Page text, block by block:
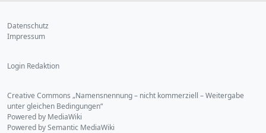
Datenschutz
Impressum
Login Redaktion
Creative Commons „Namensnennung – nicht kommerziell – Weitergabe
unter gleichen Bedingungen“
Powered by MediaWiki
Powered by Semantic MediaWiki